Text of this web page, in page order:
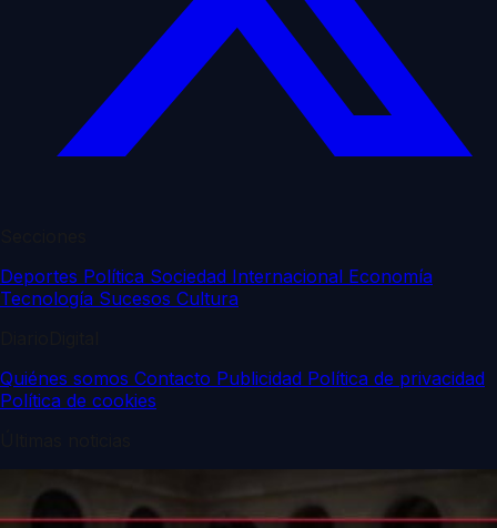
Deportes Política Sociedad Internacional Economía
Tecnología Sucesos Cultura
Quiénes somos Contacto Publicidad Política de privacidad
Política de cookies